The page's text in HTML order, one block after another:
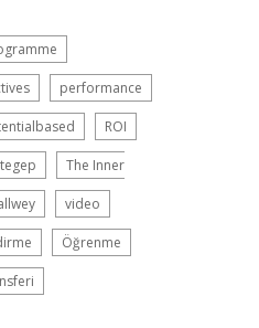
performance
ROI
tegep The Inner
video
Öğrenme